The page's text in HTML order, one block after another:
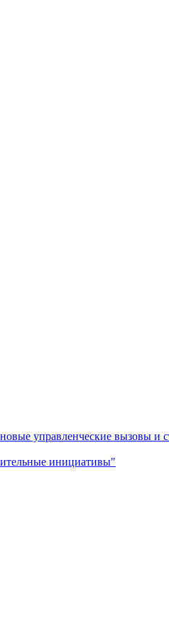
управленческие вызовы и
инициативы"